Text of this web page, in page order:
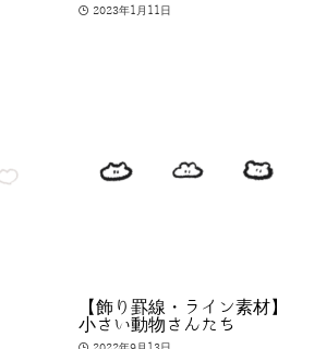
2023年1月11日
【飾り罫線・ライン素材】
小さい動物さんたち